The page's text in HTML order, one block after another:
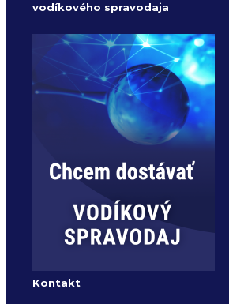
vodíkového spravodaja
Kontakt